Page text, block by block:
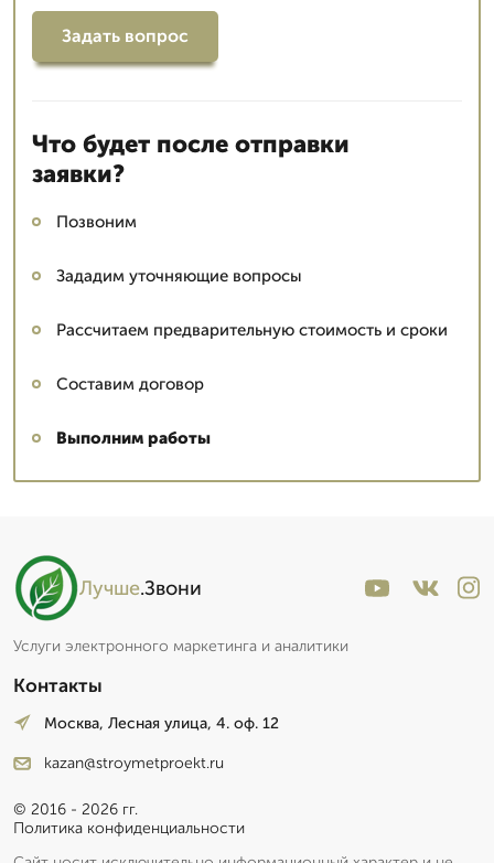
Задать вопрос
Что будет после отправки
заявки?
Позвоним
Зададим уточняющие вопросы
Рассчитаем предварительную стоимость и сроки
Составим договор
Выполним работы
Лучше.Звони
Услуги электронного маркетинга и аналитики
Контакты
Москва, Лесная улица, 4. оф. 12
kazan@stroymetproekt.ru
© 2016 - 2026 гг.
Политика конфиденциальности